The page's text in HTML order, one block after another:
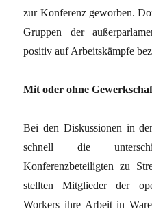
zur Konferenz geworben.
Gruppen der
positiv auf Arbeitskämpfe
Mit oder ohne
Bei den Diskussionen in
schnell die
Konferenzbeteiligten zu
stellten Mitglieder der
Workers ihre Arbeit in